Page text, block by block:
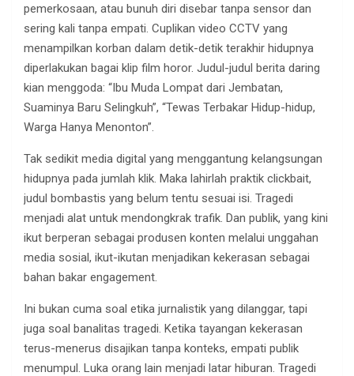
pemerkosaan, atau bunuh diri disebar tanpa sensor dan
sering kali tanpa empati. Cuplikan video CCTV yang
menampilkan korban dalam detik-detik terakhir hidupnya
diperlakukan bagai klip film horor. Judul-judul berita daring
kian menggoda: “Ibu Muda Lompat dari Jembatan,
Suaminya Baru Selingkuh”, “Tewas Terbakar Hidup-hidup,
Warga Hanya Menonton”.
Tak sedikit media digital yang menggantung kelangsungan
hidupnya pada jumlah klik. Maka lahirlah praktik clickbait,
judul bombastis yang belum tentu sesuai isi. Tragedi
menjadi alat untuk mendongkrak trafik. Dan publik, yang kini
ikut berperan sebagai produsen konten melalui unggahan
media sosial, ikut-ikutan menjadikan kekerasan sebagai
bahan bakar engagement.
Ini bukan cuma soal etika jurnalistik yang dilanggar, tapi
juga soal banalitas tragedi. Ketika tayangan kekerasan
terus-menerus disajikan tanpa konteks, empati publik
menumpul. Luka orang lain menjadi latar hiburan. Tragedi